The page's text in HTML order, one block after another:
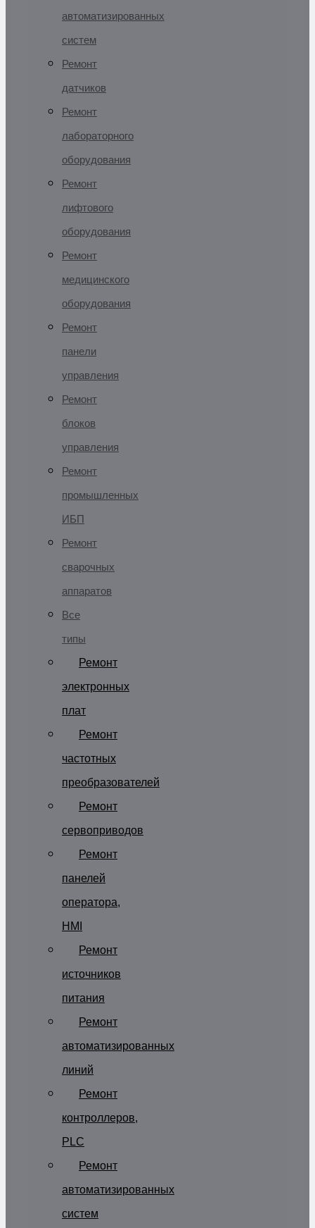
автоматизированных
систем
Ремонт
датчиков
Ремонт
лабораторного
оборудования
Ремонт
лифтового
оборудования
Ремонт
медицинского
оборудования
Ремонт
панели
управления
Ремонт
блоков
управления
Ремонт
промышленных
ИБП
Ремонт
сварочных
аппаратов
Все
типы
Ремонт
электронных
плат
Ремонт
частотных
преобразователей
Ремонт
сервоприводов
Ремонт
панелей
оператора,
HMI
Ремонт
источников
питания
Ремонт
автоматизированных
линий
Ремонт
контроллеров,
PLC
Ремонт
автоматизированных
систем